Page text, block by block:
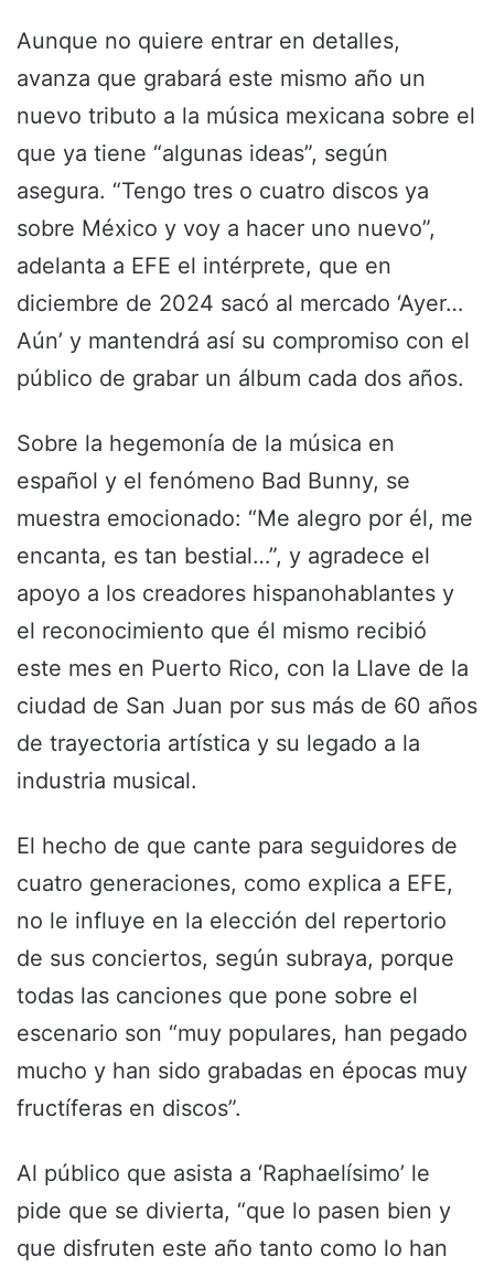
Aunque no quiere entrar en detalles,
avanza que grabará este mismo año un
nuevo tributo a la música mexicana sobre el
que ya tiene “algunas ideas”, según
asegura. “Tengo tres o cuatro discos ya
sobre México y voy a hacer uno nuevo”,
adelanta a EFE el intérprete, que en
diciembre de 2024 sacó al mercado ‘Ayer…
Aún’ y mantendrá así su compromiso con el
público de grabar un álbum cada dos años.
Sobre la hegemonía de la música en
español y el fenómeno Bad Bunny, se
muestra emocionado: “Me alegro por él, me
encanta, es tan bestial…”, y agradece el
apoyo a los creadores hispanohablantes y
el reconocimiento que él mismo recibió
este mes en Puerto Rico, con la Llave de la
ciudad de San Juan por sus más de 60 años
de trayectoria artística y su legado a la
industria musical.
El hecho de que cante para seguidores de
cuatro generaciones, como explica a EFE,
no le influye en la elección del repertorio
de sus conciertos, según subraya, porque
todas las canciones que pone sobre el
escenario son “muy populares, han pegado
mucho y han sido grabadas en épocas muy
fructíferas en discos”.
Al público que asista a ‘Raphaelísimo’ le
pide que se divierta, “que lo pasen bien y
que disfruten este año tanto como lo han